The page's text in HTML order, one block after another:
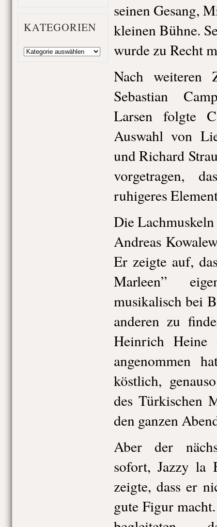
KATEGORIEN
Kategorien
seinen Gesang,
kleinen Bühne.
wurde zu Recht
Nach weiteren
Sebastian
Larsen folgte
Auswahl von
und Richard
vorgetragen,
ruhigeres
Die
Andreas
Er zeigte auf,
Marleen”
musikalisch bei
anderen zu
Heinrich Heine
angenommen
köstlich,
des Türkischen
den ganzen
Aber der
sofort, Jazzy la
zeigte, dass er
gute Figur